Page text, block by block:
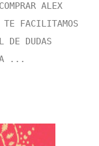
ALEX
TE FACILITAMOS
DE DUDAS
...